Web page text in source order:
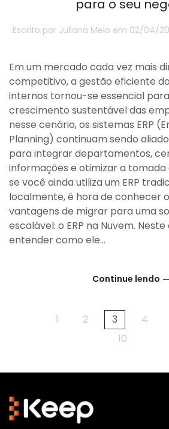
para o seu
Escrito por Juliana Melo em 02/04/
Em um mercado cada vez mais
competitivo, a gestão eficiente
internos tornou-se essencial
crescimento sustentável das
nesse cenário, os sistemas ERP
Planning) continuam sendo
para integrar departamentos,
informações e otimizar a tomada
se você ainda utiliza um ERP
localmente, é hora de conhecer
vantagens de migrar para uma
escalável: o ERP na Nuvem.
entender como ele...
Continue lendo
1 2 3 4
10